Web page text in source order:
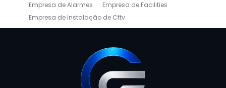
Empresa de Alarmes
Empresa de Facilities
Empresa de Instalação de Cftv
Empresa de Limpeza e Portaria
Empresas de Monitoramento Cftv
Facility Terceirização
Instalação de Cercas Elétricas Residenciais